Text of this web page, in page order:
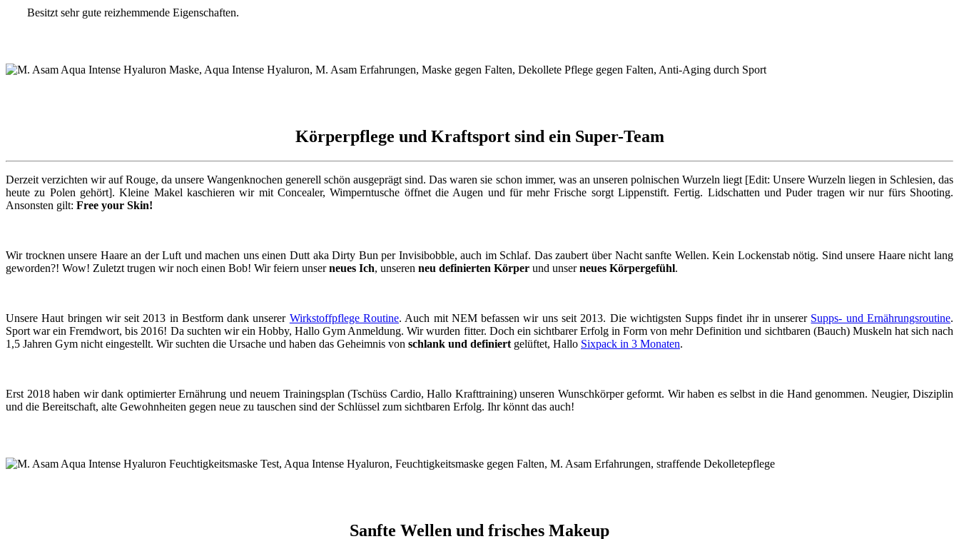
Besitzt sehr gute reizhemmende Eigenschaften.
Körperpflege und Kraftsport sind ein Super-Team
Derzeit verzichten wir auf Rouge, da unsere Wangenknochen generell schön ausgeprägt sind. Das waren sie schon immer, was an unseren polnischen Wurzeln liegt [Edit: Unsere Wurzeln liegen in Schlesien, das
heute zu Polen gehört]. Kleine Makel kaschieren wir mit Concealer, Wimperntusche öffnet die Augen und für mehr Frische sorgt Lippenstift. Fertig. Lidschatten und Puder tragen wir nur fürs Shooting.
Ansonsten gilt: Free your Skin!
Wir trocknen unsere Haare an der Luft und machen uns einen Dutt aka Dirty Bun per Invisibobble, auch im Schlaf. Das zaubert über Nacht sanfte Wellen. Kein Lockenstab nötig. Sind unsere Haare nicht lang
geworden?! Wow! Zuletzt trugen wir noch einen Bob! Wir feiern unserneues Ich, unseren neu definierten Körper und unserneues Körpergefühl.
Unsere Haut bringen wir seit 2013 in Bestform dank unserer Wirkstoffpflege Routine. Auch mit NEM befassen wir uns seit 2013. Die wichtigsten Supps findet ihr in unserer Supps- und Ernährungsroutine.
Sport war ein Fremdwort, bis 2016! Da suchten wir ein Hobby, Hallo Gym Anmeldung. Wir wurden fitter. Doch ein sichtbarer Erfolg in Form von mehr Definition und sichtbaren (Bauch) Muskeln hat sich nach
1,5 Jahren Gym nicht eingestellt. Wir suchten die Ursache und haben das Geheimnis von schlank und definiert gelüftet, Hallo Sixpack in 3 Monaten.
Erst 2018 haben wir dank optimierter Ernährung und neuem Trainingsplan (Tschüss Cardio, Hallo Krafttraining) unseren Wunschkörper geformt. Wir haben es selbst in die Hand genommen. Neugier, Disziplin
und die Bereitschaft, alte Gewohnheiten gegen neue zu tauschen sind der Schlüssel zum sichtbaren Erfolg. Ihr könnt das auch!
Sanfte Wellen und frisches Makeup